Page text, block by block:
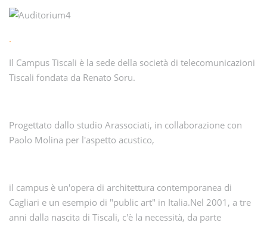
.
Il Campus Tiscali è la sede della società di telecomunicazioni
Tiscali fondata da Renato Soru.
Progettato dallo studio Arassociati, in collaborazione con
Paolo Molina per l'aspetto acustico,
il campus è un'opera di architettura contemporanea di
Cagliari e un esempio di "public art" in Italia.Nel 2001, a tre
anni dalla nascita di Tiscali, c'è la necessità, da parte